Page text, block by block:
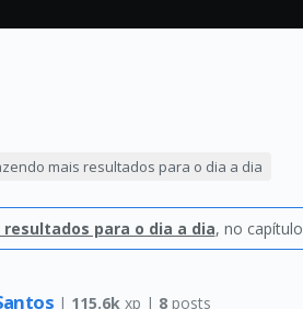
mais resultados para o dia a dia
para o dia a dia, no capítulo
| 115.6k xp | 8posts